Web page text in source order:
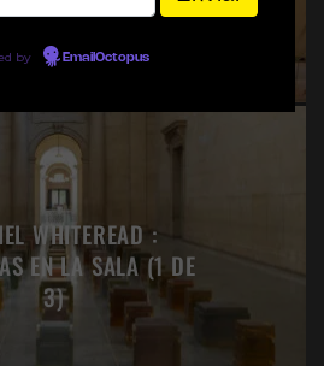
WHITEREAD :
EN LA SALA (1 DE
3)
by EmailOctopus